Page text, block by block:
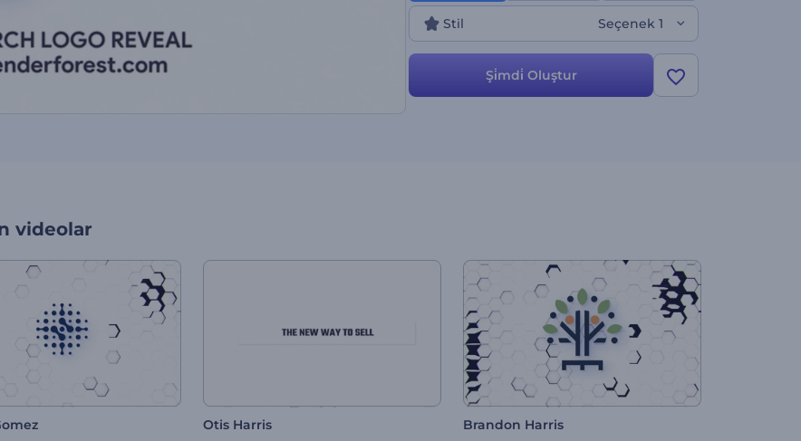
Stil Seçenek 1
Şi̇mdi̇ Oluştur
videolar
Otis Harris Brandon Harris